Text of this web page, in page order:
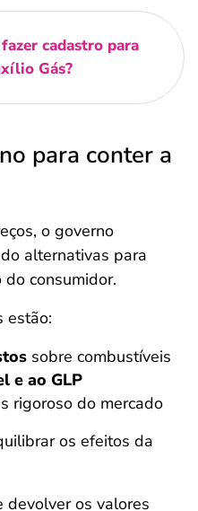
cadastro para
Gás?
para conter a
o governo
alternativas para
consumidor.
estão:
sobre combustíveis
e ao GLP
rigoroso do mercado
os efeitos da
devolver os valores